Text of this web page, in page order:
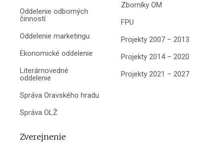
Oddelenie odborných
činností
Oddelenie marketingu
Ekonomické oddelenie
Literárnovedné
oddelenie
Správa Oravského hradu
Správa OLŽ
Zborníky OM
FPU
Projekty 2007 – 2013
Projekty 2014 – 2020
Projekty 2021 – 2027
Zverejnenie